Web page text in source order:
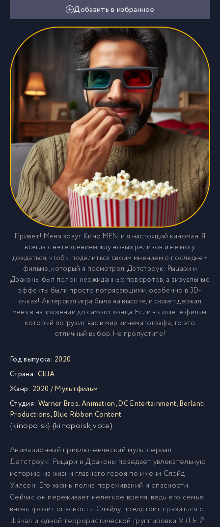
Добавить в избранное
Привет! Меня зовут Кино MEN, и я настоящий киноман. Я
всегда с нетерпением жду новых релизов и не могу
дождаться, чтобы поделиться своим мнением о последнем
фильме, который я посмотрел. Детстроук: Рыцари и
Драконы был полон неожиданных поворотов, а визуальные
эффекты были просто потрясающими, особенно в 3D-
очках! Актерская игра была на высоте, и сюжет держал
меня в напряжении до самого конца. Если вы ищете фильм,
который погрузит вас в мир кинематографа, то это
отличный выбор. Не пропустите!
Год выпуска: 2020
Страна: США
Жанр: 2020 /Мультфильм
Студия: Warner Bros. Animation,DC Entertainment,Berlanti
Productions,Blue Ribbon Content
{kinopoisk} {kinopoisk_vote}
Анимационный приключенческий мультсериал
Детстроук: Рыцари и Драконы поведает увлекательную
историю из жизни главного героя по имени Слэйд
Уилсон. Его жизнь полна переживаний и опасности.
Сейчас он переживает нелегкое время, ведь его семье
вновь грозит опасность. Слэйду предстоит сразиться с
Шакал и одной террористической группировки У.Л.Е.Й.